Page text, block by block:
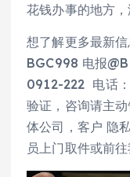
花钱办事的地方
想了解更多最新
BGC998 电报
0912-222 电话
验证，咨询请主
体公司，客户 隐
员上门取件或前